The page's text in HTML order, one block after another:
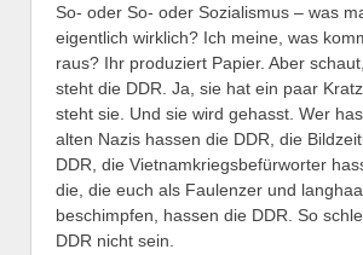
So- oder So- oder Sozialismus – was
eigentlich wirklich? Ich meine, was
raus? Ihr produziert Papier. Aber
steht die DDR. Ja, sie hat ein paar
steht sie. Und sie wird gehasst. Wer
alten Nazis hassen die DDR, die
DDR, die Vietnamkriegsbefürworter
die, die euch als Faulenzer und
beschimpfen, hassen die DDR. So
DDR nicht sein.